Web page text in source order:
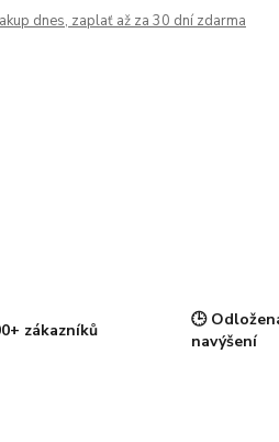
dnes, zaplať až za 30 dní zdarma
zákazníků
🕒
navýšení